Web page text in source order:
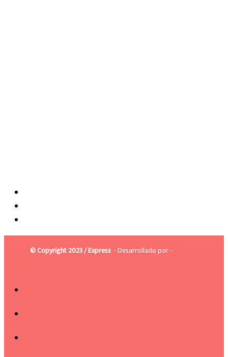
© Copyright 2023 / Express - Desarrollado por -